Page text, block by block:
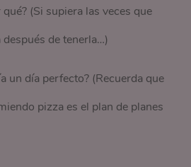
(Si supiera las veces que
de tenerla…)
un día perfecto? (Recuerda que
pizza es el plan de planes